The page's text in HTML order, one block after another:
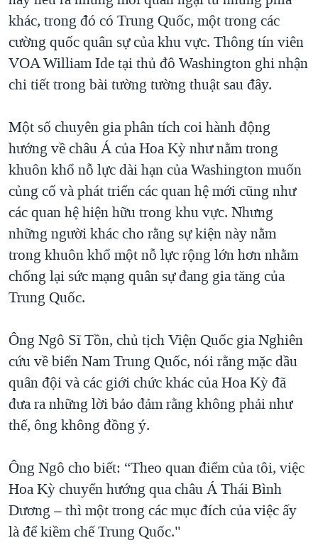
khác, trong đó có Trung Quốc, một trong các
cường quốc quân sự của khu vực. Thông tín viên
VOA William Ide tại thủ đô Washington ghi nhận
chi tiết trong bài tường tường thuật sau đây.
Một số chuyên gia phân tích coi hành động
hướng về châu Á của Hoa Kỳ như nằm trong
khuôn khổ nỗ lực dài hạn của Washington muốn
củng cố và phát triển các quan hệ mới cũng như
các quan hệ hiện hữu trong khu vực. Nhưng
những người khác cho rằng sự kiện này nằm
trong khuôn khổ một nỗ lực rộng lớn hơn nhằm
chống lại sức mạng quân sự đang gia tăng của
Trung Quốc.
Ông Ngô Sĩ Tồn, chủ tịch Viện Quốc gia Nghiên
cứu về biển Nam Trung Quốc, nói rằng mặc dầu
quân đội và các giới chức khác của Hoa Kỳ đã
đưa ra những lời bảo đảm rằng không phải như
thế, ông không đồng ý.
Ông Ngô cho biết: “Theo quan điểm của tôi, việc
Hoa Kỳ chuyển hướng qua châu Á Thái Bình
Dương – thì một trong các mục đích của việc ấy
là để kiềm chế Trung Quốc."